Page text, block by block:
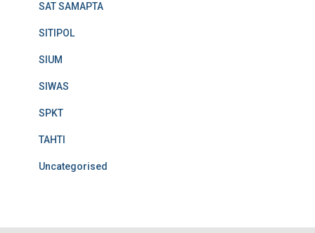
SAT SAMAPTA
SITIPOL
SIUM
SIWAS
SPKT
TAHTI
Uncategorised